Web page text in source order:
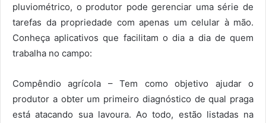
pluviométrico, o produtor pode gerenciar uma série de
tarefas da propriedade com apenas um celular à mão.
Conheça aplicativos que facilitam o dia a dia de quem
trabalha no campo:
Compêndio agrícola – Tem como objetivo ajudar o
produtor a obter um primeiro diagnóstico de qual praga
está atacando sua lavoura. Ao todo, estão listadas na